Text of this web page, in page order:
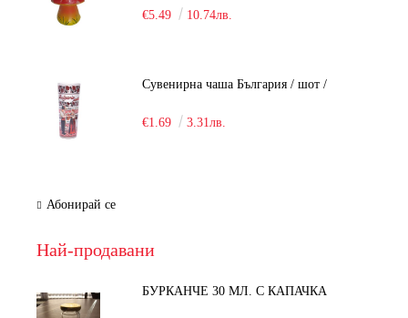
€5.49 10.74лв.
Сувенирна чаша България / шот /
€1.69 3.31лв.
Абонирай се
Най-продавани
БУРКАНЧЕ 30 МЛ. С КАПАЧКА